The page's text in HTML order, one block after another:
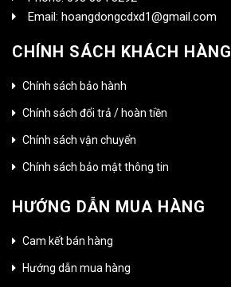
Email: hoangdongcdxd1@gmail.com
CHÍNH SÁCH KHÁCH HÀNG
Chính sách bảo hành
Chính sách đổi trả / hoàn tiền
Chính sách vận chuyển
Chính sách bảo mật thông tin
HƯỚNG DẪN MUA HÀNG
Cam kết bán hàng
Hướng dẫn mua hàng